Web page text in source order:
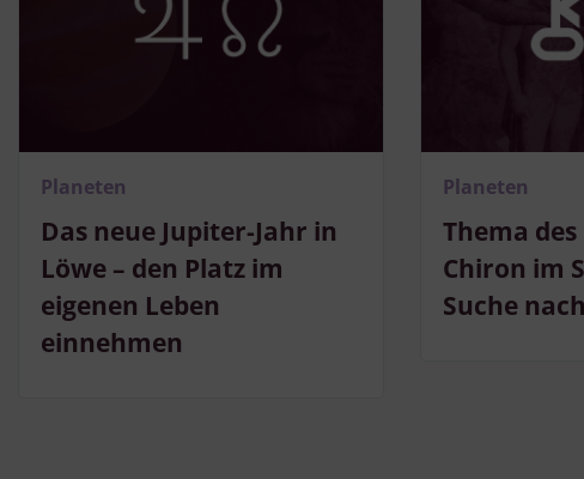
Das neue Jupiter-Jahr in
Löwe – den Platz im
eigenen Leben
einnehmen
Planeten
Thema
Chiron im
Suche
Planeten